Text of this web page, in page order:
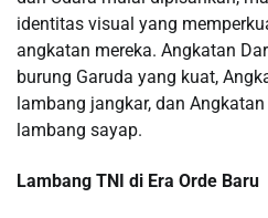
identitas visual yang
angkatan mereka. Angkatan
burung Garuda yang kuat,
lambang jangkar, dan
lambang sayap.
Lambang TNI di Era Orde Baru